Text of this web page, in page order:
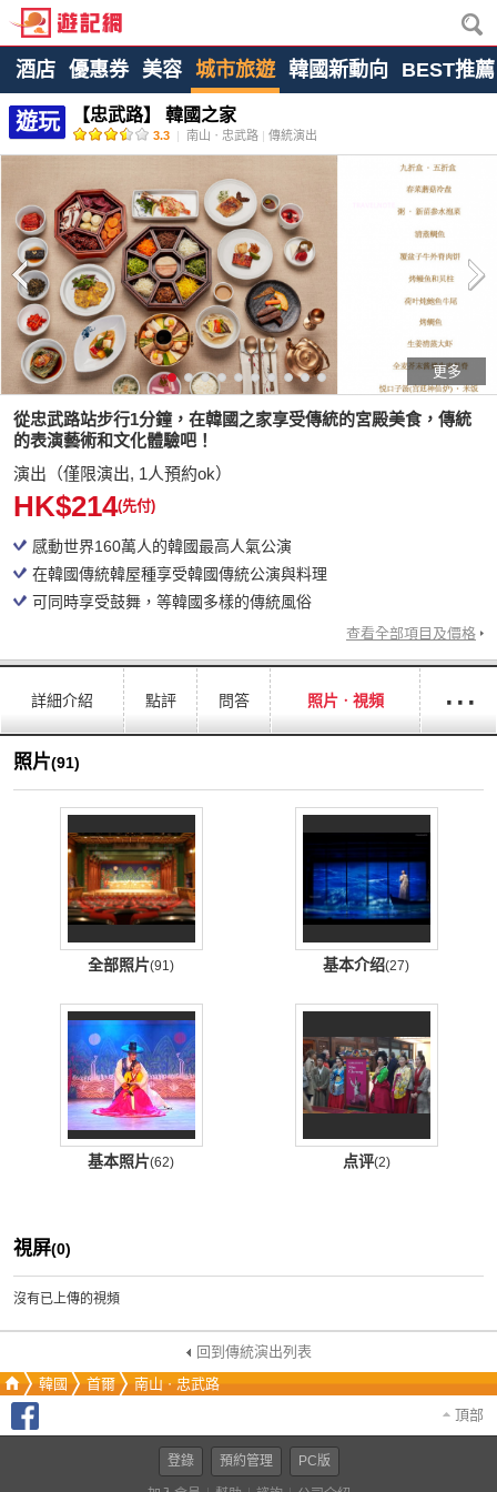
酒店 優惠券 美容 城市旅遊 韓國新動向 BEST推薦
遊玩 【忠武路】 韓國之家
3.3 | 南山ㆍ忠武路 | 傳統演出
更多
從忠武路站步行1分鐘，在韓國之家享受傳統的宮殿美食，傳統
的表演藝術和文化體驗吧！
演出（僅限演出, 1人預約ok）
HK$214(先付)
感動世界160萬人的韓國最高人氣公演
在韓國傳統韓屋種享受韓國傳統公演與料理
可同時享受鼓舞，等韓國多樣的傳統風俗
查看全部項目及價格
詳細介紹 點評 問答 照片ㆍ視頻 ···
照片(91)
全部照片(91) 基本介绍(27)
基本照片(62) 点评(2)
視屏(0)
沒有已上傳的視頻
回到傳統演出列表
韓國
首爾
南山ㆍ忠武路
頂部
登錄 預約管理 PC版